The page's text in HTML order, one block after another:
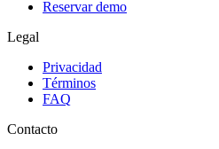
Reservar demo
Legal
Privacidad
Términos
FAQ
Contacto